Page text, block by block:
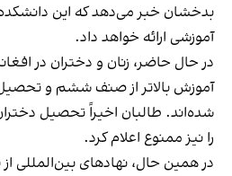
بدخشان خبر می‌دهد که این
آموزشی ارائه خواهد داد.
در حال حاضر، زنان و دختران در
آموزش بالاتر از صنف ششم و
شده‌اند. طالبان اخیراً تحصیل
را نیز ممنوع اعلام کرد.
در همین حال، نهادهای بین‌المللی